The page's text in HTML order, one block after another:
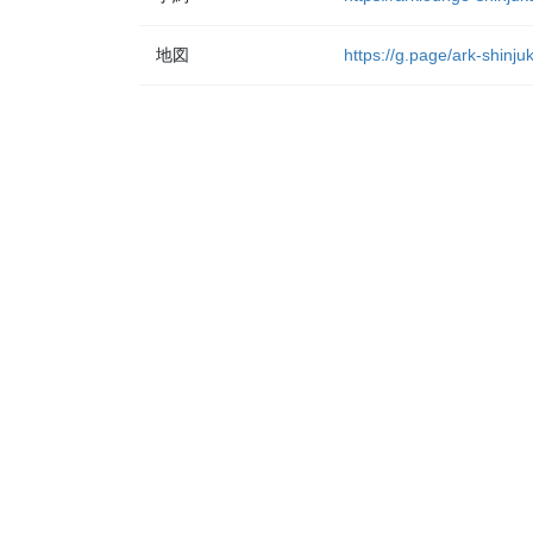
地図 https://g.page/ark-